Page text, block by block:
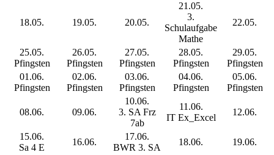
18.05. 19.05. 20.05.
21.05.
3.
Schulaufgabe
Mathe
22.05.
25.05.
Pfingsten
26.05.
Pfingsten
27.05.
Pfingsten
28.05.
Pfingsten
29.05.
Pfingsten
01.06.
Pfingsten
02.06.
Pfingsten
03.06.
Pfingsten
04.06.
Pfingsten
05.06.
Pfingsten
08.06. 09.06.
10.06.
3. SA Frz
7ab
11.06.
IT Ex_Excel
12.06.
15.06.
Sa 4 E
16.06.
17.06.
BWR 3. SA
18.06. 19.06.